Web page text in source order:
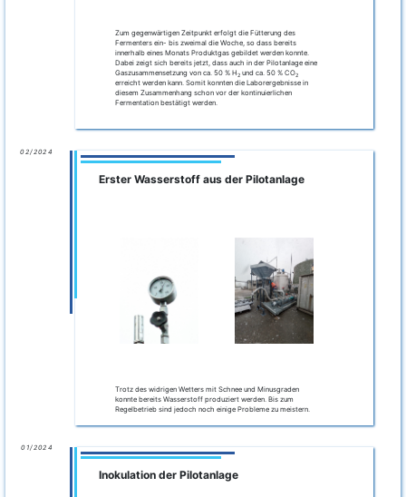
Zum gegenwärtigen Zeitpunkt erfolgt die Fütterung des
Fermenters ein- bis zweimal die Woche, so dass bereits
innerhalb eines Monats Produktgas gebildet werden konnte.
Dabei zeigt sich bereits jetzt, dass auch in der Pilotanlage eine
Gaszusammensetzung von ca. 50 % H2 und ca. 50 % CO2
erreicht werden kann. Somit konnten die Laborergebnisse in
diesem Zusammenhang schon vor der kontinuierlichen
Fermentation bestätigt werden.
02/2024
Erster Wasserstoff aus der Pilotanlage
Trotz des widrigen Wetters mit Schnee und Minusgraden
konnte bereits Wasserstoff produziert werden. Bis zum
Regelbetrieb sind jedoch noch einige Probleme zu meistern.
01/2024
Inokulation der Pilotanlage